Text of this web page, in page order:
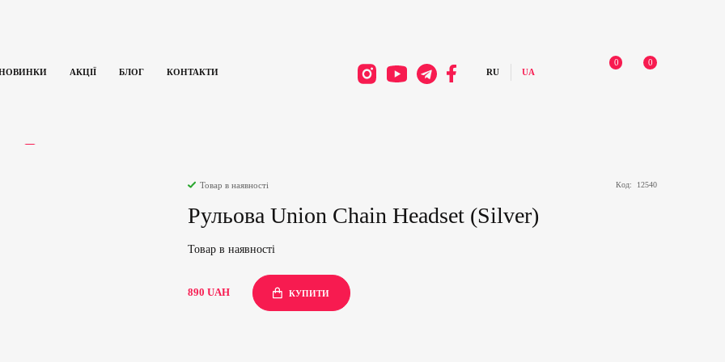
АКЦІЇ БЛОГ КОНТАКТИ
0 0
Товар в наявності Код: 12540
Рульова Union Chain Headset (Silver)
Товар в наявності
890 UAH КУПИТИ